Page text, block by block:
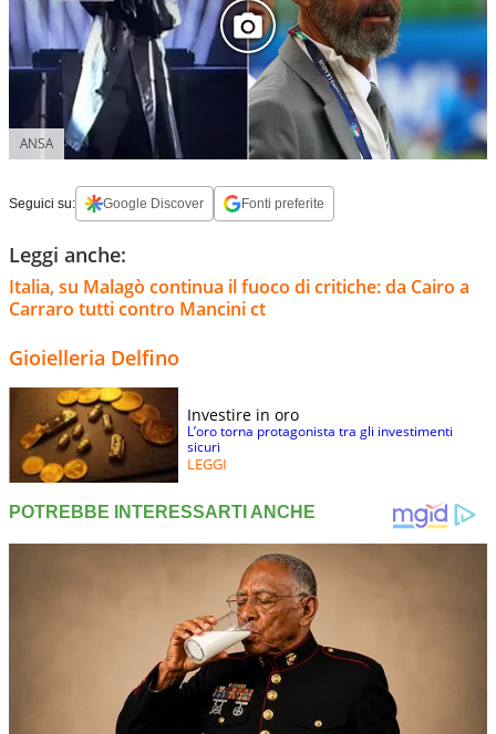
ANSA
Seguici su: Google Discover Fonti preferite
Leggi anche:
Italia, su Malagò continua il fuoco di critiche: da Cairo a
Carraro tutti contro Mancini ct
Gioielleria Delfino
Investire in oro
L’oro torna protagonista tra gli investimenti
sicuri
LEGGI